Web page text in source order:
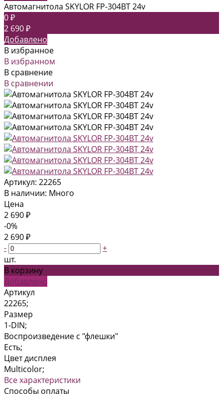
Автомагнитола SKYLOR FP-304BT 24v
0 ₽
2 690 ₽
Добавлено
В избранное
В избранном
В сравнение
В сравнении
Артикул: 22265
В наличии: Много
Цена
2 690 ₽
-0%
2 690 ₽
-
+
шт.
В корзину
Добавлено
Артикул
22265;
Размер
1-DIN;
Воспроизведение с "флешки"
Есть;
Цвет дисплея
Multicolor;
Все характеристики
Способы оплаты